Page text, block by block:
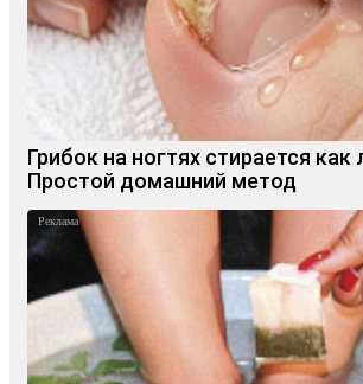
Грибок на ногтях стирается как
Простой домашний метод